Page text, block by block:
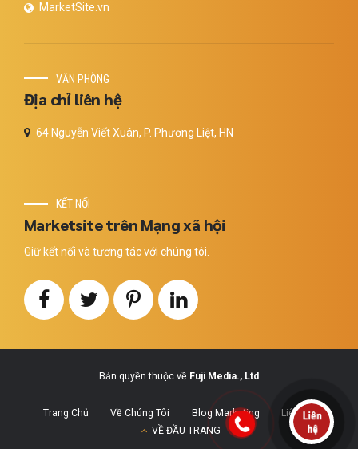
MarketSite.vn
VĂN PHÒNG
Địa chỉ liên hệ
64 Nguyễn Viết Xuân, P. Phương Liệt, HN
KẾT NỐI
Marketsite trên Mạng xã hội
Giữ kết nối và tương tác với chúng tôi.
Bản quyền thuộc về Fuji Media., Ltd
Trang Chủ Về Chúng Tôi Blog Marketing
Liên Hệ
VỀ ĐẦU TRANG